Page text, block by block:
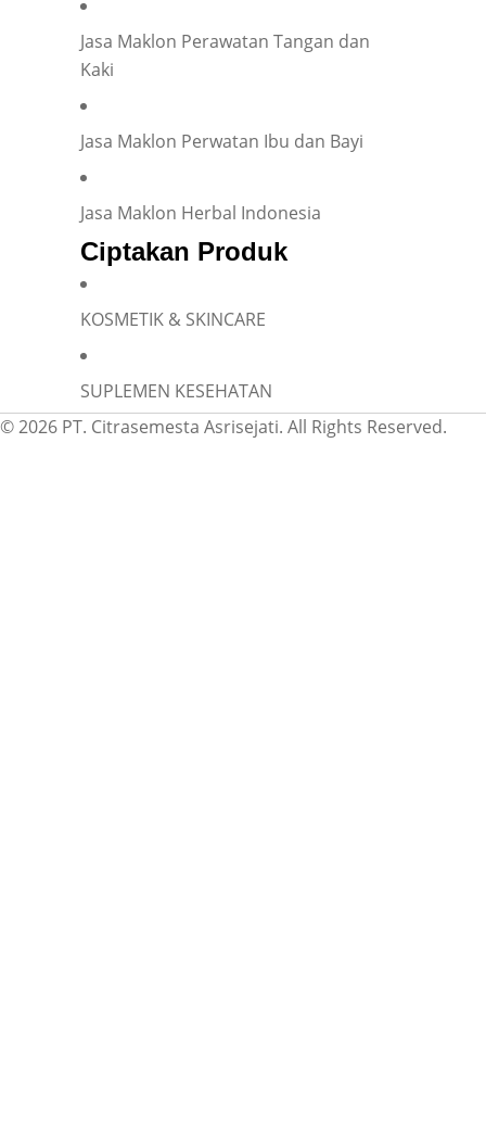
Jasa Maklon Perawatan Tangan dan
Kaki
Jasa Maklon Perwatan Ibu dan Bayi
Jasa Maklon Herbal Indonesia
Ciptakan Produk
KOSMETIK & SKINCARE
SUPLEMEN KESEHATAN
© 2026 PT. Citrasemesta Asrisejati. All Rights Reserved.